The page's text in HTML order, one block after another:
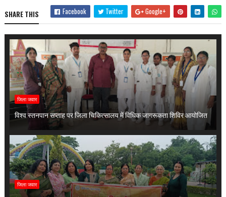
SHARE THIS Facebook Twitter Google+
जिला जवार
विश्व स्तनपान सप्ताह पर जिला चिकित्सालय में विधिक जागरूकता शिविर आयोजित
जिला जवार